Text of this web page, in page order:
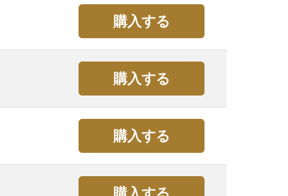
購入する
購入する
購入する